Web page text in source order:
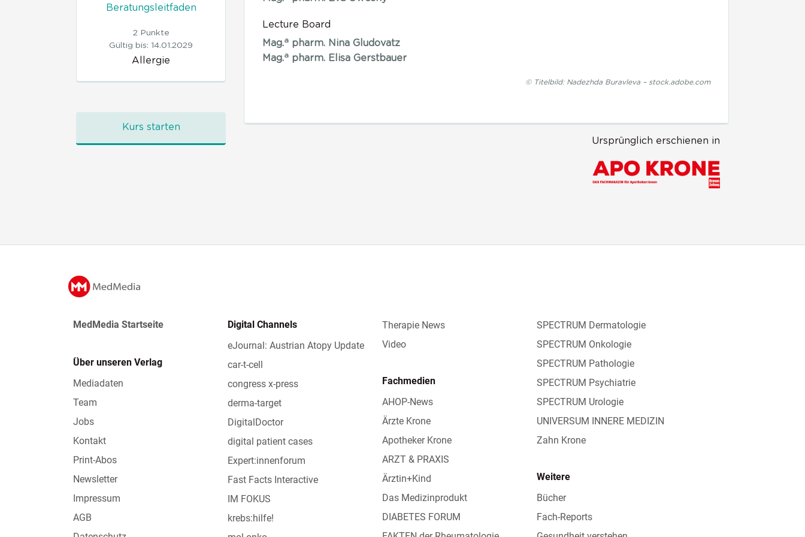
Beratungsleitfaden
2 Punkte
Gültig bis: 14.01.2029
Allergie
Kurs starten
Lecture Board
Mag.a pharm. Nina Gludovatz
Mag.a pharm. Elisa Gerstbauer
© Titelbild: Nadezhda Buravleva – stock.adobe.com
Ursprünglich erschienen in
MedMedia Startseite
Über unseren Verlag
Mediadaten
Team
Jobs
Kontakt
Print-Abos
Newsletter
Impressum
AGB
Digital Channels
eJournal: Austrian Atopy Update
car-t-cell
congress x-press
derma-target
DigitalDoctor
digital patient cases
Expert:innenforum
Fast Facts Interactive
IM FOKUS
krebs:hilfe!
Therapie News
Video
Fachmedien
AHOP-News
Ärzte Krone
Apotheker Krone
ARZT & PRAXIS
Ärztin+Kind
Das Medizinprodukt
DIABETES FORUM
SPECTRUM Dermatologie
SPECTRUM Onkologie
SPECTRUM Pathologie
SPECTRUM Psychiatrie
SPECTRUM Urologie
UNIVERSUM INNERE MEDIZIN
Zahn Krone
Weitere
Bücher
Fach-Reports